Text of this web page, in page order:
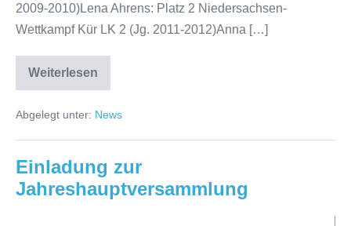
2009-2010)Lena Ahrens: Platz 2 Niedersachsen-
Wettkampf Kür LK 2 (Jg. 2011-2012)Anna […]
WeiterlesenTurnkreiscup
2026
Abgelegt unter: News
Einladung zur
Jahreshauptversammlung